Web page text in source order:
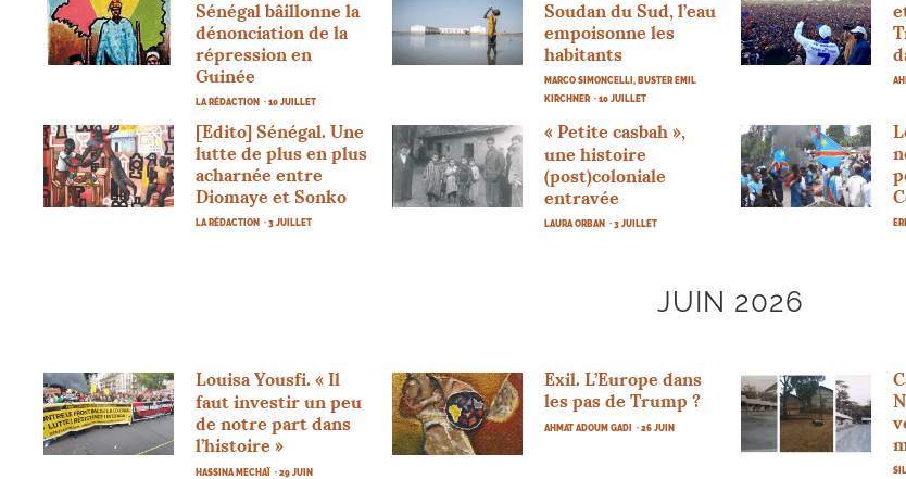
Sénégal bâillonne la
dénonciation de la
répression en
Guinée
LA RÉDACTION · 10 JUILLET
Soudan du Sud, l’eau
empoisonne les
habitants
MARCO SIMONCELLI, BUSTER EMIL
KIRCHNER · 10 JUILLET
[Edito] Sénégal. Une
lutte de plus en plus
acharnée entre
Diomaye et Sonko
LA RÉDACTION · 3 JUILLET
« Petite casbah »,
une histoire
(post)coloniale
entravée
LAURA ORBAN · 3 JUILLET
JUIN 2026
Louisa Yousfi. « Il
faut investir un peu
de notre part dans
l’histoire »
HASSINA MECHAÏ · 29 JUIN
Exil. L’Europe dans
les pas de Trump ?
AHMAT ADOUM GADI · 26 JUIN